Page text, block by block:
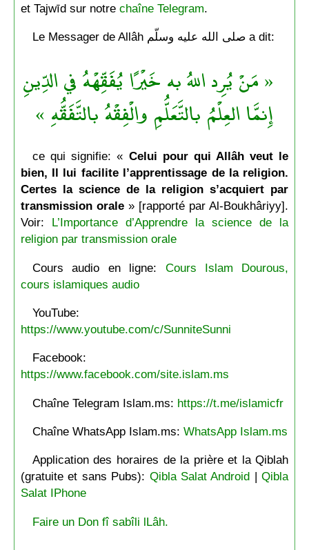
et Tajwīd sur notre chaîne Telegram.
Le Messager de Allâh صلى الله عليه وسلّم a dit:
« مَنْ يُرِد اللهُ به خَيْرًا يُفَقِّهْهُ في الدِّينِ
إِنمَّا العِلْمُ بالتَّعَلُّمِ والْفِقْهُ بالتَّفَقُّهِ »
ce qui signifie: « Celui pour qui Allâh veut le
bien, Il lui facilite l’apprentissage de la religion.
Certes la science de la religion s’acquiert par
transmission orale» [rapporté par Al-Boukhâriyy].
Voir: L’Importance d’Apprendre la science de la
religion par transmission orale
Cours audio en ligne: Cours Islam Dourous,
cours islamiques audio
YouTube:
https://www.youtube.com/c/SunniteSunni
Facebook:
https://www.facebook.com/site.islam.ms
Chaîne Telegram Islam.ms: https://t.me/islamicfr
Chaîne WhatsApp Islam.ms: WhatsApp Islam.ms
Application des horaires de la prière et la Qiblah
(gratuite et sans Pubs): Qibla Salat Android |Qibla
Salat IPhone
Faire un Don fî sabîli lLâh.